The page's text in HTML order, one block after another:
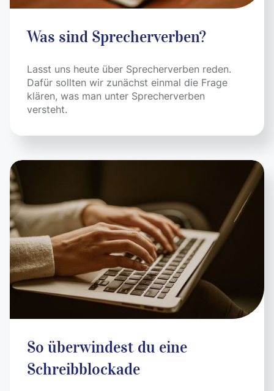
Was sind Sprecherverben?
Lasst uns heute über Sprecherverben reden.
Dafür sollten wir zunächst einmal die Frage
klären, was man unter Sprecherverben
versteht.
So überwindest du eine
Schreibblockade